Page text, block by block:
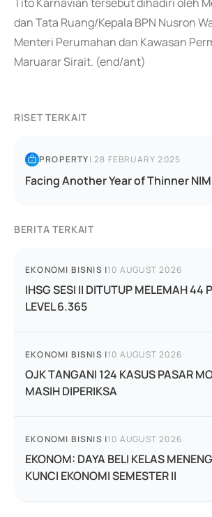
dan Tata Ruang/Kepala BPN Nusron
Menteri Perumahan dan Kawasan
Maruarar Sirait. (end/ant)
RISET TERKAIT
PROPERTY|28 FEBRUARY 2025
Facing Another Year of Thinner
BERITA TERKAIT
EKONOMI BISNIS |10 AUGUST 2026
IHSG SESI II DITUTUP MELEMAH 44
LEVEL 6.365
EKONOMI BISNIS |10 AUGUST 2026
OJK TANGANI 124 KASUS PASAR
MASIH DIPERIKSA
EKONOMI BISNIS |10 AUGUST 2026
EKONOM: DAYA BELI KELAS
KUNCI EKONOMI SEMESTER II